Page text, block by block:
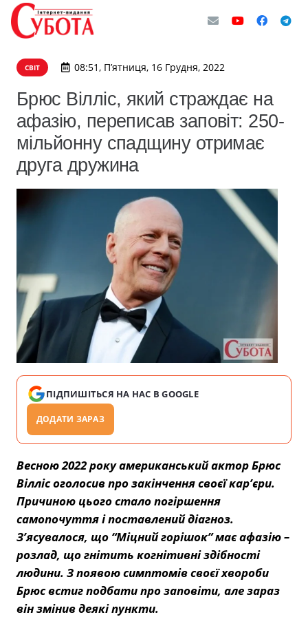
СВІТ 08:51, П’ятниця, 16 Грудня, 2022
Брюс Вілліс, який страждає на
афазію, переписав заповіт: 250-
мільйонну спадщину отримає
друга дружина
ПІДПИШІТЬСЯ НА НАС В GOOGLE
ДОДАТИ ЗАРАЗ
Весною 2022 року американський актор Брюс
Вілліс оголосив про закінчення своєї кар’єри.
Причиною цього стало погіршення
самопочуття і поставлений діагноз.
З’ясувалося, що “Міцний горішок” має афазію –
розлад, що гнітить когнітивні здібності
людини. З появою симптомів своєї хвороби
Брюс встиг подбати про заповіти, але зараз
він змінив деякі пункти.